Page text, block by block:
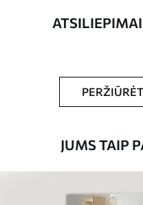
Straipsnio
s09978
Galite
Standartas
Iš15.00€
JUMS TAIP